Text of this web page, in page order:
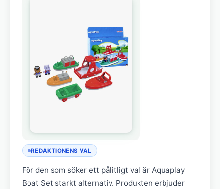
REDAKTIONENS VAL
För den som söker ett pålitligt val är Aquaplay
Boat Set starkt alternativ. Produkten erbjuder